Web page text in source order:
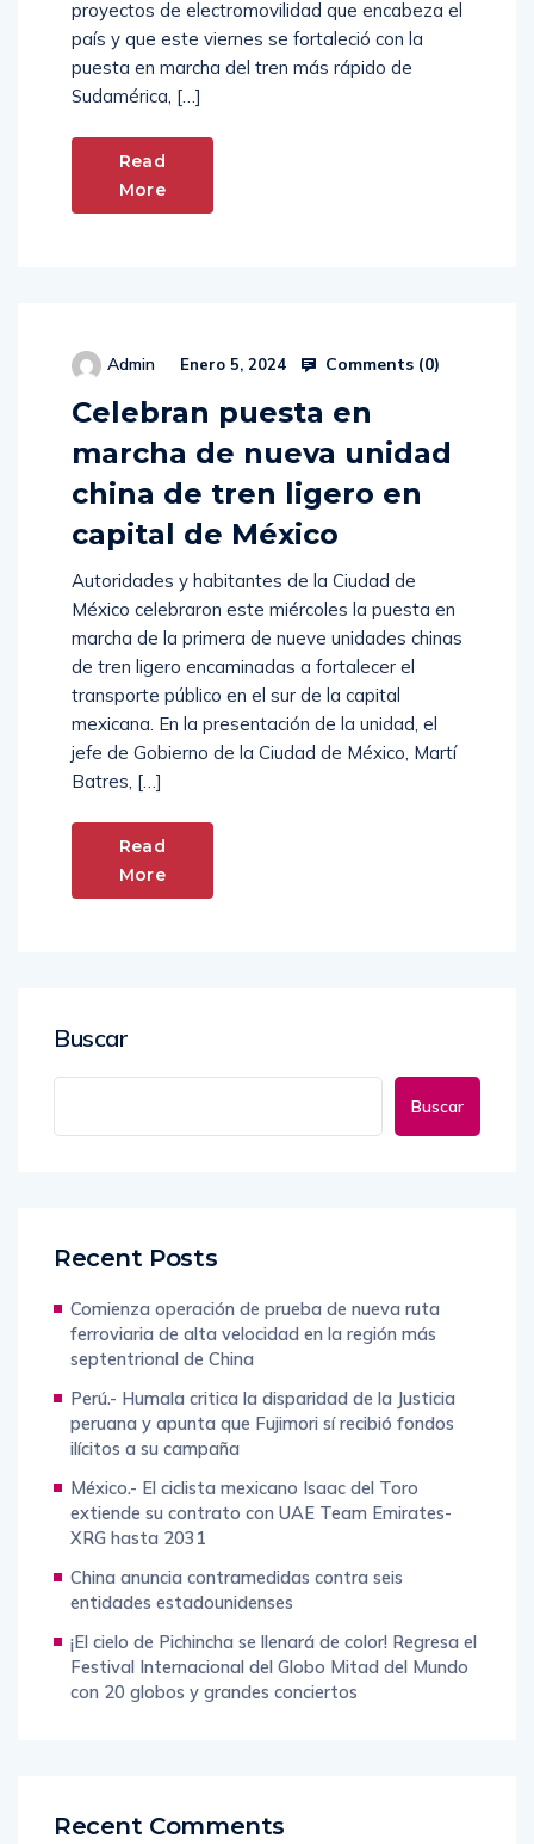
proyectos de electromovilidad que encabeza el
país y que este viernes se fortaleció con la
puesta en marcha del tren más rápido de
Sudamérica, […]
Read
More
Admin Enero 5, 2024 Comments (0)
Celebran puesta en
marcha de nueva unidad
china de tren ligero en
capital de México
Autoridades y habitantes de la Ciudad de
México celebraron este miércoles la puesta en
marcha de la primera de nueve unidades chinas
de tren ligero encaminadas a fortalecer el
transporte público en el sur de la capital
mexicana. En la presentación de la unidad, el
jefe de Gobierno de la Ciudad de México, Martí
Batres, […]
Read
More
Buscar
Buscar
Recent Posts
Comienza operación de prueba de nueva ruta
ferroviaria de alta velocidad en la región más
septentrional de China
Perú.- Humala critica la disparidad de la Justicia
peruana y apunta que Fujimori sí recibió fondos
ilícitos a su campaña
México.- El ciclista mexicano Isaac del Toro
extiende su contrato con UAE Team Emirates-
XRG hasta 2031
China anuncia contramedidas contra seis
entidades estadounidenses
¡El cielo de Pichincha se llenará de color! Regresa el
Festival Internacional del Globo Mitad del Mundo
con 20 globos y grandes conciertos
Recent Comments